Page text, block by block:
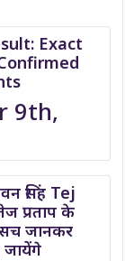
Exact
9th,
सिंह Tej
प्रताप के
जानकर